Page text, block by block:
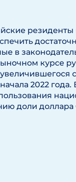
в
курсе
2022
доли